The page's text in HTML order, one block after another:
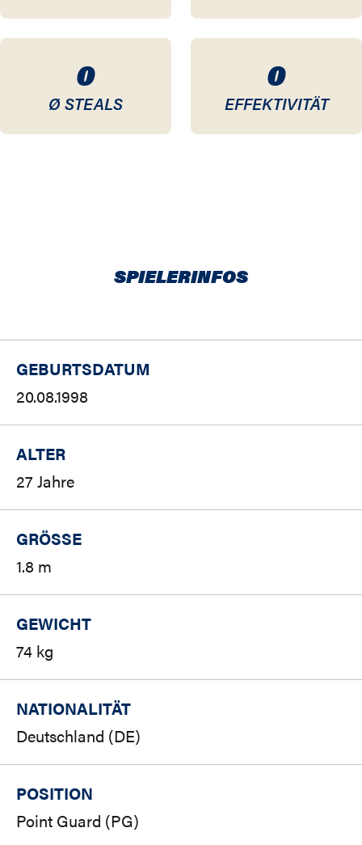
0
Ø STEALS
0
EFFEKTIVITÄT
SPIELERINFOS
GEBURTSDATUM
20.08.1998
ALTER
27 Jahre
GRÖSSE
1.8 m
GEWICHT
74 kg
NATIONALITÄT
Deutschland (DE)
POSITION
Point Guard (PG)